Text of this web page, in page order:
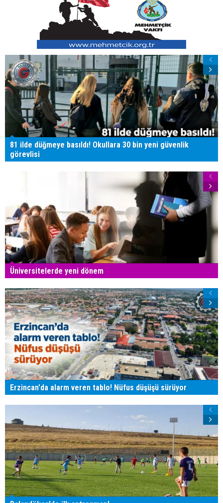
81 ilde düğmeye basıldı! Okullara 30 bin yeni güvenlik
görevlisi
Üniversitelerde yeni dönem
Erzincan'da alarm veren tablo! Nüfus düşüşü sürüyor